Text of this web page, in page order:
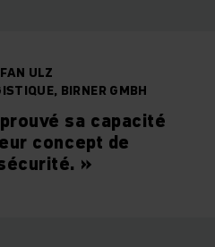
ULZ
BIRNER GMBH
sa capacité
concept de
»